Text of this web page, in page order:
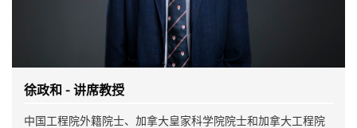
徐政和 - 讲席教授
中国工程院外籍院士、加拿大皇家科学院院士和加拿大工程院